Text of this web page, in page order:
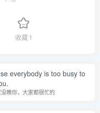
收藏 1
everybody is too busy to
瞧你，大家都很忙的